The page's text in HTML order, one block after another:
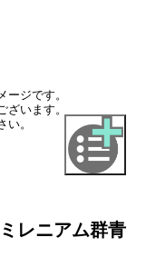
ジです。
います。
い。
レニアム群青